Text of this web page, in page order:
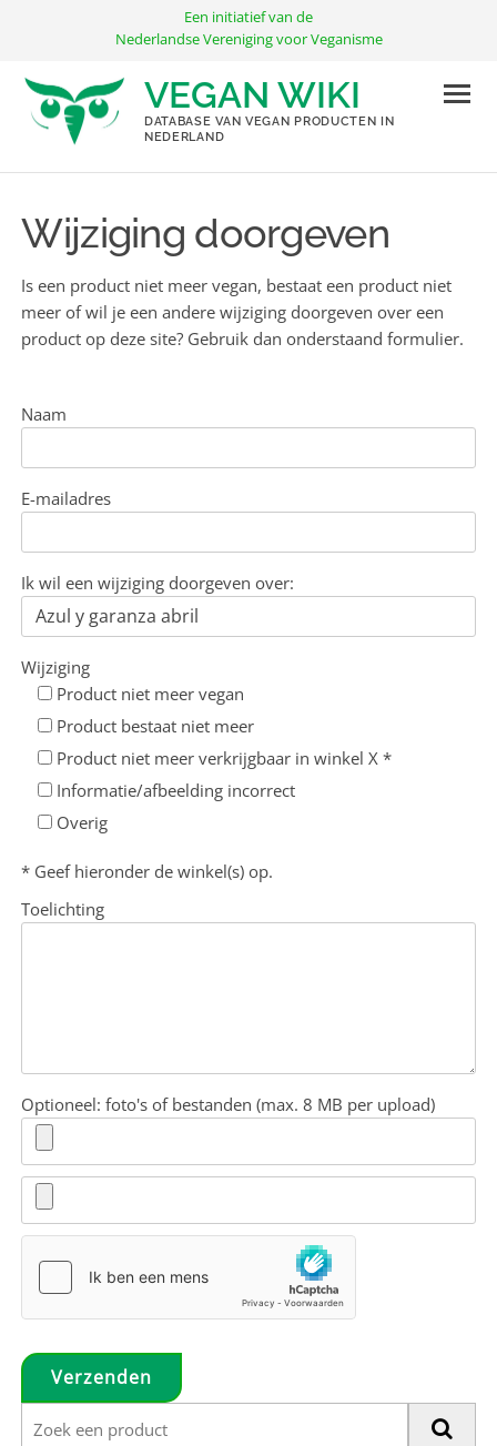
inhoud
Een initiatief van de
Nederlandse Vereniging voor Veganisme
VEGAN WIKI
DATABASE VAN VEGAN PRODUCTEN IN
NEDERLAND
Wijziging doorgeven
Is een product niet meer vegan, bestaat een product niet
meer of wil je een andere wijziging doorgeven over een
product op deze site? Gebruik dan onderstaand formulier.
Naam
E-mailadres
Ik wil een wijziging doorgeven over:
Wijziging
Product niet meer vegan
Product bestaat niet meer
Product niet meer verkrijgbaar in winkel X *
Informatie/afbeelding incorrect
Overig
* Geef hieronder de winkel(s) op.
Toelichting
Optioneel: foto's of bestanden (max. 8 MB per upload)